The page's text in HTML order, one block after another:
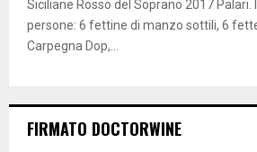
Siciliane Rosso del Soprano 2017 Palari.
persone: 6 fettine di manzo sottili, 6
Carpegna Dop,...
FIRMATO DOCTORWINE